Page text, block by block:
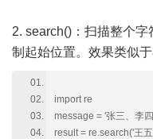
2. search()：扫描整个
制起始位置。效果类似于
import re
message = '张三、李
result = re.search('王